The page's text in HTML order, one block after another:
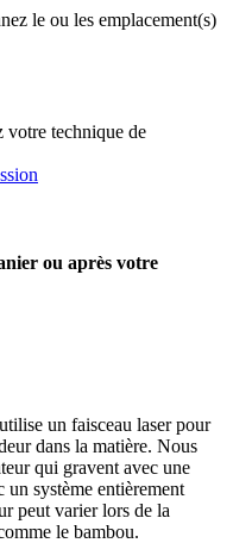
le ou les emplacement(s)
votre technique de
ou après votre
un faisceau laser pour
dans la matière. Nous
qui gravent avec une
système entièrement
peut varier lors de la
le bambou.